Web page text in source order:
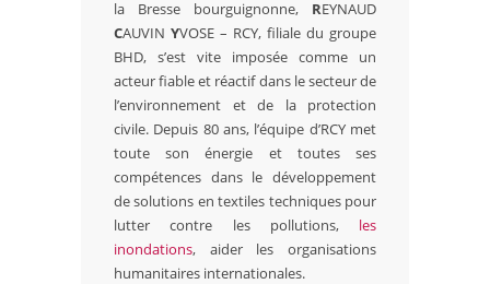
la Bresse bourguignonne, REYNAUD
CAUVIN YVOSE – RCY, filiale du groupe
BHD, s’est vite imposée comme un
acteur fiable et réactif dans le secteur de
l’environnement et de la protection
civile. Depuis 80 ans, l’équipe d’RCY met
toute son énergie et toutes ses
compétences dans le développement
de solutions en textiles techniques pour
lutter contre les pollutions, les
inondations, aider les organisations
humanitaires internationales.